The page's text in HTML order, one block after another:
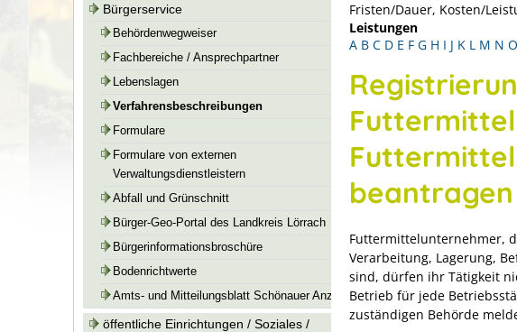
Bürgerservice
Behördenwegweiser
Fachbereiche / Ansprechpartner
Lebenslagen
Verfahrensbeschreibungen
Formulare
Formulare von externen
Verwaltungsdienstleistern
Abfall und Grünschnitt
Bürger-Geo-Portal des Landkreis Lörrach
Bürgerinformationsbroschüre
Bodenrichtwerte
Amts- und Mitteilungsblatt Schönauer Anzeiger
öffentliche Einrichtungen / Soziales /
Fristen/Dauer, Kosten/
Leistungen
A B C D E F G H I J K L M N O
beantragen
Futtermittelunternehmer,
Verarbeitung, Lagerung,
sind, dürfen ihr Tätigkeit
Betrieb für jede
zuständigen Behörde